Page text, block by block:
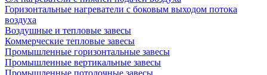
Горизонтальные нагреватели с боковым выходом потока
воздуха
Воздушные и тепловые завесы
Коммерческие тепловые завесы
Промышленные горизонтальные завесы
Промышленные вертикальные завесы
Промышленные потолочные завесы